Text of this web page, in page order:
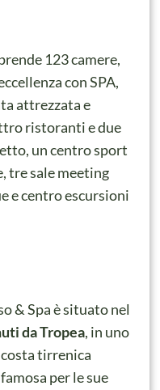
123 camere,
con SPA,
attrezzata e
ristoranti e due
un centro sport
tre sale meeting
e centro escursioni
& Spa è situato nel
da Tropea, in uno
tirrenica
per le sue